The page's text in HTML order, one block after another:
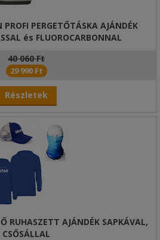
PERGETŐTÁSKA AJÁNDÉK
és FLUOROCARBONNAL
40 060 Ft
29 990 Ft
Részletek
RUHASZETT AJÁNDÉK SAPKÁVAL,
CSŐSÁLLAL